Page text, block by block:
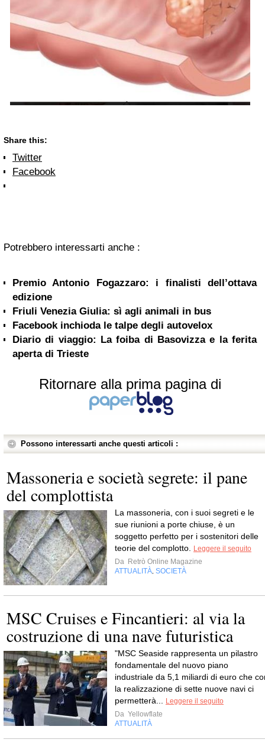
Share this:
Twitter
Facebook
Potrebbero interessarti anche :
Premio Antonio Fogazzaro: i finalisti dell’ottava
edizione
Friuli Venezia Giulia: sì agli animali in bus
Facebook inchioda le talpe degli autovelox
Diario di viaggio: La foiba di Basovizza e la ferita
aperta di Trieste
Ritornare alla prima pagina di
Possono interessarti anche questi articoli :
Massoneria e società segrete: il pane
del complottista
La massoneria, con i suoi segreti e le
sue riunioni a porte chiuse, è un
soggetto perfetto per i sostenitori delle
teorie del complotto.
Leggere il seguito
Da Retrò Online Magazine
ATTUALITÀ SOCIETÀ
MSC Cruises e Fincantieri: al via la
costruzione di una nave futuristica
"MSC Seaside rappresenta un pilastro
fondamentale del nuovo piano
industriale da 5,1 miliardi di euro che
la realizzazione di sette nuove navi ci
permetterà...
Leggere il seguito
Da Yellowflate
ATTUALITÀ